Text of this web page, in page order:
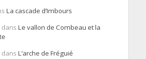
La cascade d’Imbours
dans Le vallon de Combeau et la
dans L’arche de Fréguié